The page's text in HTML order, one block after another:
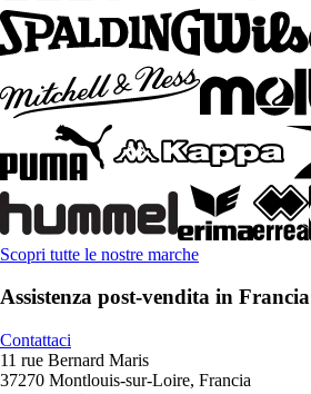
Scopri tutte le nostre marche
Assistenza post-vendita in Francia
Contattaci
11 rue Bernard Maris
37270 Montlouis-sur-Loire, Francia